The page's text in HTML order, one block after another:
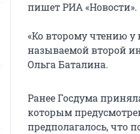
пишет РИА «Новости».
«Ко второму чтению
называемой второй
Ольга Баталина.
Ранее Госдума
которым
предполагалось, что